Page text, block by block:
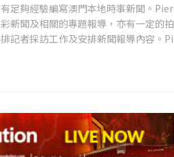
足夠經驗編寫澳門本地時事新聞。
新聞及相關的專題報導，亦有一定的
記者採訪工作及安排新聞報導內容。